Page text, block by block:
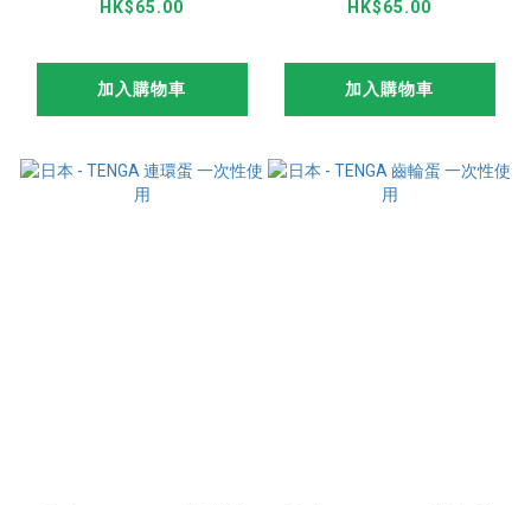
使用
HK$65.00
加入購物車
HK$65.00
加入購物車